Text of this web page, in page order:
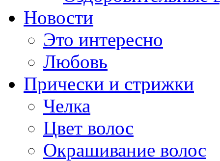
Новости
Это интересно
Любовь
Прически и стрижки
Челка
Цвет волос
Окрашивание волос